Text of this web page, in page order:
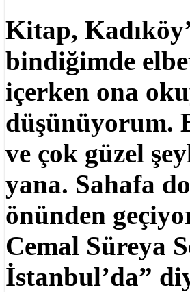
Kitap,
bindiğimde
içerken ona
düşünüyorum.
ve çok güzel
yana. Sahafa
önünden
Cemal Süreya
İstanbul’da”